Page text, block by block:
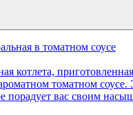
в томатном соусе
котлета,
томатном соусе.
порадует вас своим